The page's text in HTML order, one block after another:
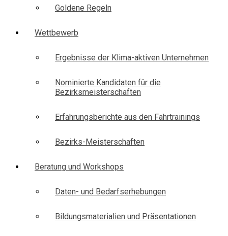
Goldene Regeln
Wettbewerb
Ergebnisse der Klima-aktiven Unternehmen
Nominierte Kandidaten für die
Bezirksmeisterschaften
Erfahrungsberichte aus den Fahrtrainings
Bezirks-Meisterschaften
Beratung und Workshops
Daten- und Bedarfserhebungen
Bildungsmaterialien und Präsentationen